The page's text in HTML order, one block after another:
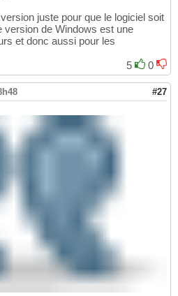
juste pour que le logiciel soit
version de Windows est une
et donc aussi pour les
5
0
#27